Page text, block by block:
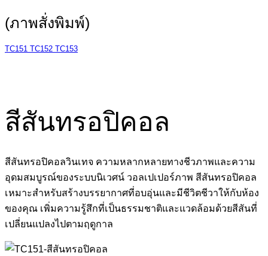
(ภาพสั่งพิมพ์)
TC151 TC152 TC153
สีสันทรอปิคอล
สีสันทรอปิคอลวินเทจ ความหลากหลายทางชีวภาพและความ
อุดมสมบูรณ์ของระบบนิเวศน์ วอลเปเปอร์ภาพ สีสันทรอปิคอล
เหมาะสำหรับสร้างบรรยากาศที่อบอุ่นและมีชีวิตชีวาให้กับห้อง
ของคุณ เพิ่มความรู้สึกที่เป็นธรรมชาติและแวดล้อมด้วยสีสันที่
เปลี่ยนแปลงไปตามฤดูกาล